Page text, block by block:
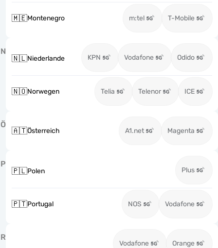
🇲🇪Montenegro m:tel T-Mobile
N
🇳🇱Niederlande KPN Vodafone Odido
🇳🇴Norwegen Telia Telenor ICE
Ö
🇦🇹Österreich A1.net Magenta
P
🇵🇱Polen Plus
🇵🇹Portugal NOS Vodafone
R
Vodafone Orange